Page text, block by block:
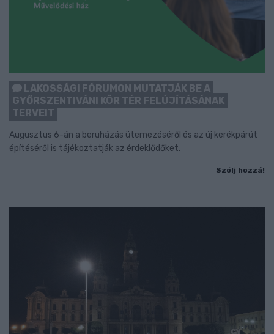
LAKOSSÁGI FÓRUMON MUTATJÁK BE A
GYŐRSZENTIVÁNI KÖR TÉR FELÚJÍTÁSÁNAK
TERVEIT
Augusztus 6-án a beruházás ütemezéséről és az új kerékpárút
építéséről is tájékoztatják az érdeklődőket.
Szólj hozzá!